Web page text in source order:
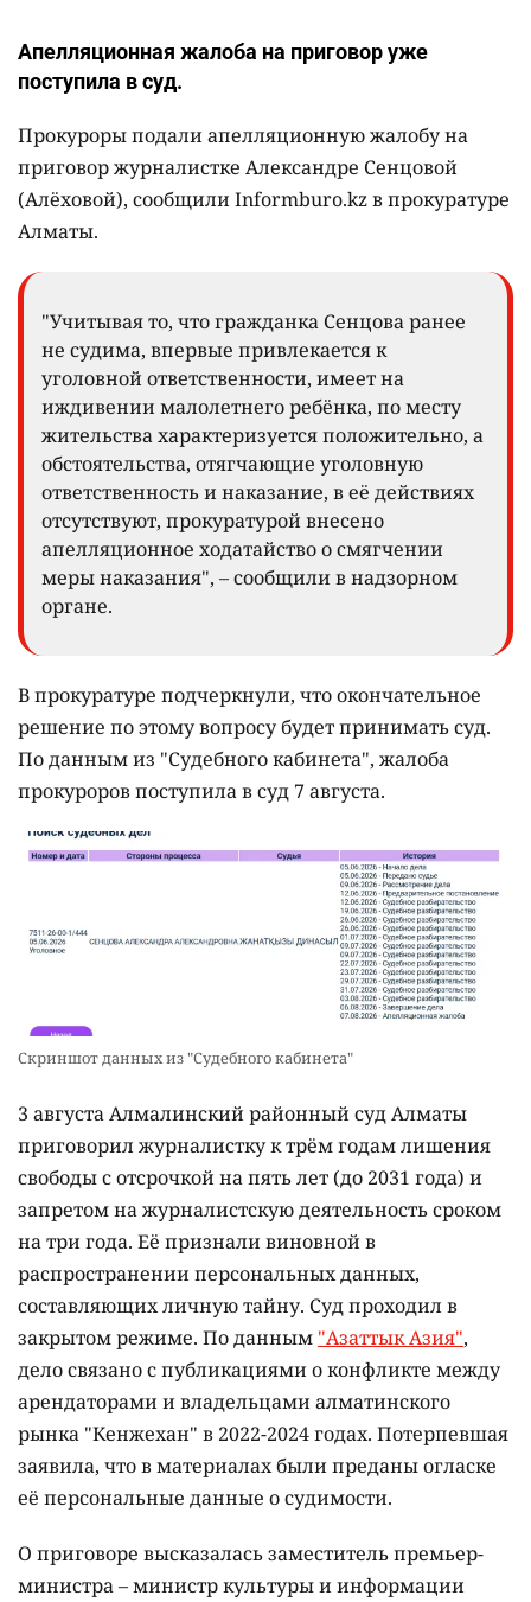
Апелляционная жалоба на приговор уже
поступила в суд.
Прокуроры подали апелляционную жалобу на
приговор журналистке Александре Сенцовой
(Алёховой), сообщили Informburo.kz в прокуратуре
Алматы.
"Учитывая то, что гражданка Сенцова ранее
не судима, впервые привлекается к
уголовной ответственности, имеет на
иждивении малолетнего ребёнка, по месту
жительства характеризуется положительно, а
обстоятельства, отягчающие уголовную
ответственность и наказание, в её действиях
отсутствуют, прокуратурой внесено
апелляционное ходатайство о смягчении
меры наказания", – сообщили в надзорном
органе.
В прокуратуре подчеркнули, что окончательное
решение по этому вопросу будет принимать суд.
По данным из "Судебного кабинета", жалоба
прокуроров поступила в суд 7 августа.
Скриншот данных из "Судебного кабинета"
3 августа Алмалинский районный суд Алматы
приговорил журналистку к трём годам лишения
свободы с отсрочкой на пять лет (до 2031 года) и
запретом на журналистскую деятельность сроком
на три года. Её признали виновной в
распространении персональных данных,
составляющих личную тайну. Суд проходил в
закрытом режиме. По данным "Азаттык Азия",
дело связано с публикациями о конфликте между
арендаторами и владельцами алматинского
рынка "Кенжехан" в 2022-2024 годах. Потерпевшая
заявила, что в материалах были преданы огласке
её персональные данные о судимости.
О приговоре высказалась заместитель премьер-
министра – министр культуры и информации